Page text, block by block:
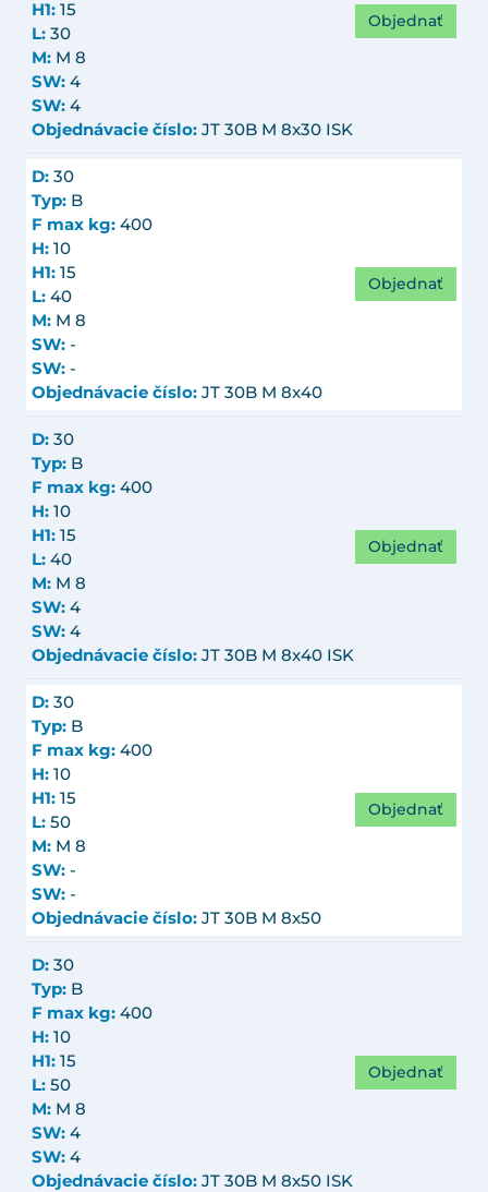
H1: 15
L: 30
M: M 8
SW: 4
SW: 4
Objednávacie číslo: JT 30B M 8x30 ISK
Objednať
D: 30
Typ: B
F max kg: 400
H: 10
H1: 15
L: 40
M: M 8
SW: -
SW: -
Objednávacie číslo: JT 30B M 8x40
Objednať
D: 30
Typ: B
F max kg: 400
H: 10
H1: 15
L: 40
M: M 8
SW: 4
SW: 4
Objednávacie číslo: JT 30B M 8x40 ISK
Objednať
D: 30
Typ: B
F max kg: 400
H: 10
H1: 15
L: 50
M: M 8
SW: -
SW: -
Objednávacie číslo: JT 30B M 8x50
Objednať
D: 30
Typ: B
F max kg: 400
H: 10
H1: 15
L: 50
M: M 8
SW: 4
SW: 4
Objednávacie číslo: JT 30B M 8x50 ISK
Objednať